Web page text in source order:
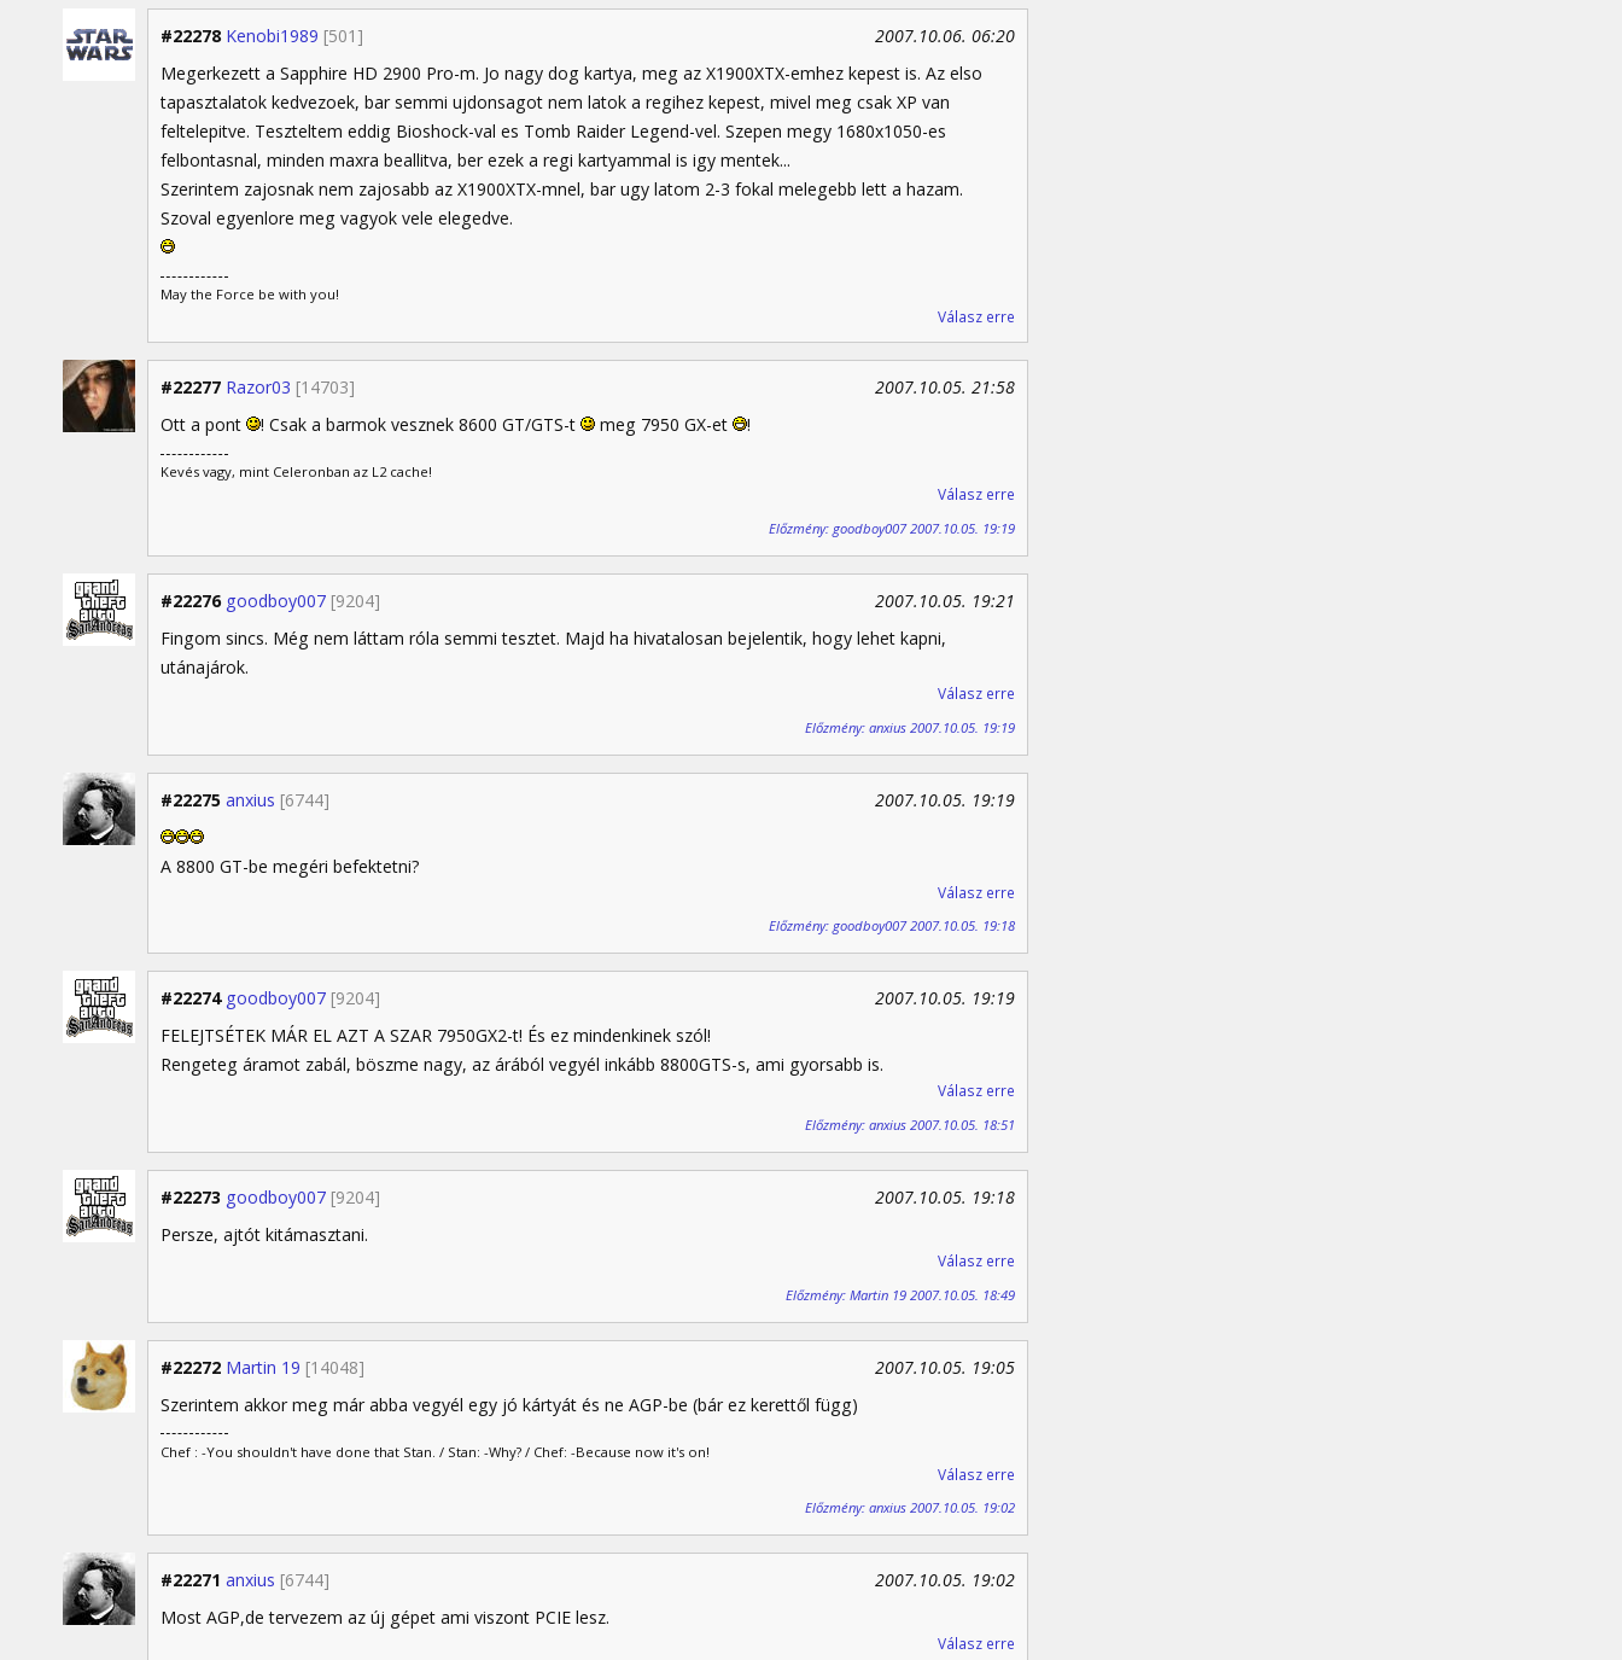
#22278 Kenobi1989 [501]
2007.10.06. 06:20
Megerkezett a Sapphire HD 2900 Pro-m. Jo nagy dog kartya, meg az X1900XTX-emhez kepest is. Az elso
tapasztalatok kedvezoek, bar semmi ujdonsagot nem latok a regihez kepest, mivel meg csak XP van
feltelepitve. Teszteltem eddig Bioshock-val es Tomb Raider Legend-vel. Szepen megy 1680x1050-es
felbontasnal, minden maxra beallitva, ber ezek a regi kartyammal is igy mentek...
Szerintem zajosnak nem zajosabb az X1900XTX-mnel, bar ugy latom 2-3 fokal melegebb lett a hazam.
Szoval egyenlore meg vagyok vele elegedve.
May the Force be with you!
Válasz erre
#22277 Razor03 [14703]
2007.10.05. 21:58
Ott a pont
! Csak a barmok vesznek 8600 GT/GTS-t meg 7950 GX-et !
Kevés vagy, mint Celeronban az L2 cache!
Válasz erre
Előzmény: goodboy007 2007.10.05. 19:19
#22276 goodboy007 [9204]
2007.10.05. 19:21
Fingom sincs. Még nem láttam róla semmi tesztet. Majd ha hivatalosan bejelentik, hogy lehet kapni,
utánajárok.
Válasz erre
Előzmény: anxius 2007.10.05. 19:19
#22275 anxius [6744] 2007.10.05. 19:19
A 8800 GT-be megéri befektetni?
Válasz erre
Előzmény: goodboy007 2007.10.05. 19:18
#22274 goodboy007 [9204]
2007.10.05. 19:19
FELEJTSÉTEK MÁR EL AZT A SZAR 7950GX2-t! És ez mindenkinek szól!
Rengeteg áramot zabál, böszme nagy, az árából vegyél inkább 8800GTS-s, ami gyorsabb is.
Válasz erre
Előzmény: anxius 2007.10.05. 18:51
#22273 goodboy007 [9204]
2007.10.05. 19:18
Persze, ajtót kitámasztani.
Válasz erre
Előzmény: Martin 19 2007.10.05. 18:49
#22272 Martin 19 [14048]
2007.10.05. 19:05
Szerintem akkor meg már abba vegyél egy jó kártyát és ne AGP-be (bár ez kerettől függ)
Chef : -You shouldn't have done that Stan. / Stan: -Why? / Chef: -Because now it's on!
Válasz erre
Előzmény: anxius 2007.10.05. 19:02
#22271 anxius [6744]
2007.10.05. 19:02
Most AGP,de tervezem az új gépet ami viszont PCIE lesz.
Válasz erre